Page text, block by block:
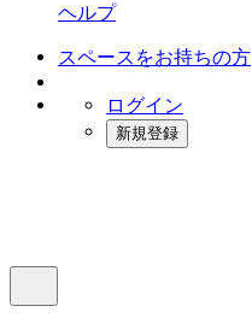
ヘルプ
スペースをお持ちの方
ログイン
新規登録